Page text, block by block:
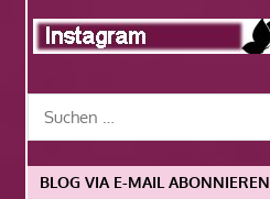
BLOG VIA E-MAIL ABONNIEREN